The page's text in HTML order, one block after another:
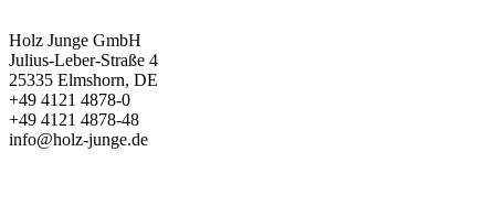
Holz Junge GmbH
Julius-Leber-Straße 4
25335 Elmshorn, DE
+49 4121 4878-0
+49 4121 4878-48
info@holz-junge.de